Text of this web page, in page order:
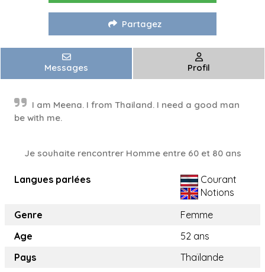
Partagez
Messages Profil
I am Meena. I from Thailand. I need a good man
be with me.
Je souhaite rencontrer Homme entre 60 et 80 ans
Langues parlées
Courant
Notions
Genre
Femme
Age
52 ans
Pays
Thaïlande